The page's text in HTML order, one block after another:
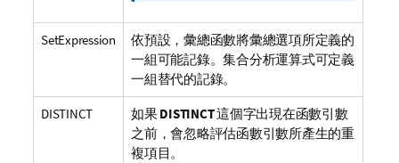
SetExpression
依預設，彙總函數將彙總選項所定義的
一組可能記錄。集合分析運算式可定義
一組替代的記錄。
DISTINCT 如果DISTINCT這個字出現在函數引數
之前，會忽略評估函數引數所產生的重
複項目。